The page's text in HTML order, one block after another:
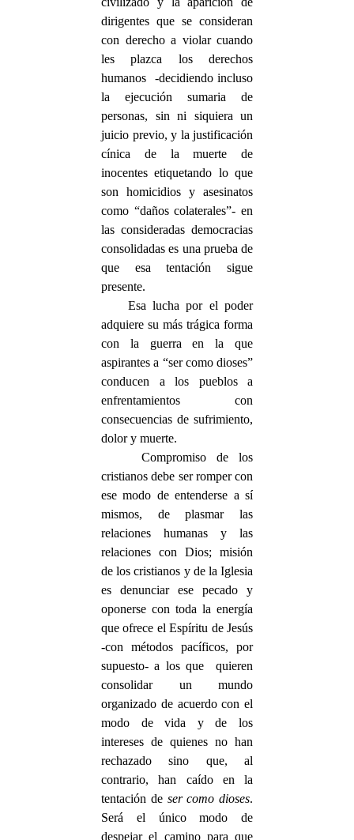
dirigentes que se consideran
con derecho a violar cuando
les plazca los derechos
humanos -decidiendo incluso
la ejecución sumaria de
personas, sin ni siquiera un
juicio previo, y la justificación
cínica de la muerte de
inocentes etiquetando lo que
son homicidios y asesinatos
como “daños colaterales”- en
las consideradas democracias
consolidadas es una prueba de
que esa tentación sigue
presente.
Esa lucha por el poder
adquiere su más trágica forma
con la guerra en la que
aspirantes a “ser como dioses”
conducen a los pueblos a
enfrentamientos con
consecuencias de sufrimiento,
dolor y muerte.
Compromiso de los
cristianos debe ser romper con
ese modo de entenderse a sí
mismos, de plasmar las
relaciones humanas y las
relaciones con Dios; misión
de los cristianos y de la Iglesia
es denunciar ese pecado y
oponerse con toda la energía
que ofrece el Espíritu de Jesús
-con métodos pacíficos, por
supuesto- a los que quieren
consolidar un mundo
organizado de acuerdo con el
modo de vida y de los
intereses de quienes no han
rechazado sino que, al
contrario, han caído en la
tentación de ser como dioses.
Será el único modo de
despejar el camino para que